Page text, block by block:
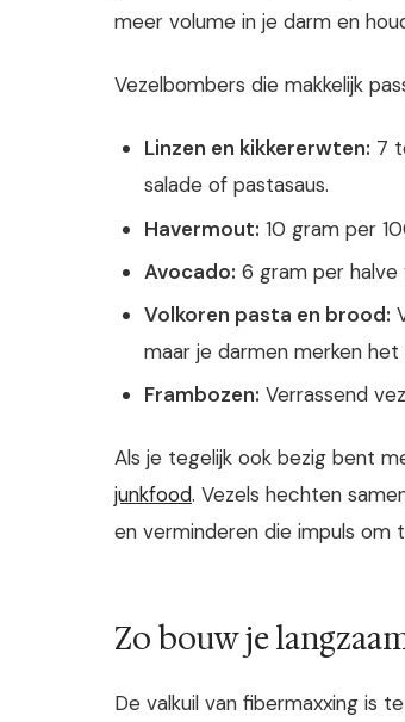
meer volume in je darm en
Vezelbombers die makkelijk
Linzen en kikkererwten: 7
salade of pastasaus.
Havermout: 10 gram per
Avocado: 6 gram per halve
Volkoren pasta en brood:
maar je darmen merken
Frambozen: Verrassend
Als je tegelijk ook bezig bent
junkfood. Vezels hechten
en verminderen die impuls om
Zo bouw je
De valkuil van fibermaxxing is